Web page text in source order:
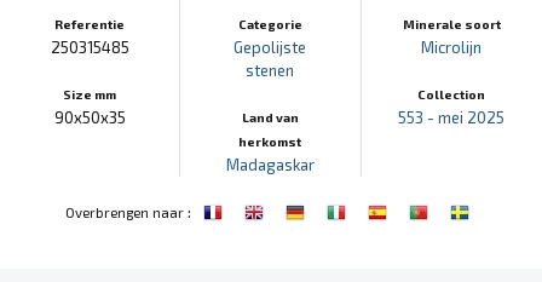
Referentie
250315485
Size mm
90x50x35
Categorie
Gepolijste
stenen
Land van
herkomst
Madagaskar
Minerale soort
Microlijn
Collection
553 - mei 2025
Overbrengen naar: